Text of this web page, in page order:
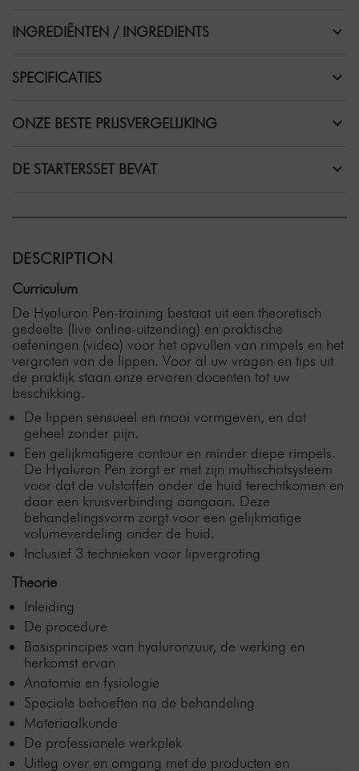
INGREDIËNTEN / INGREDIENTS
SPECIFICATIES
ONZE BESTE PRIJSVERGELIJKING
DE STARTERSSET BEVAT
DESCRIPTION
Curriculum
De Hyaluron Pen-training bestaat uit een theoretisch
gedeelte (live online-uitzending) en praktische
oefeningen (video) voor het opvullen van rimpels en het
vergroten van de lippen. Voor al uw vragen en tips uit
de praktijk staan onze ervaren docenten tot uw
beschikking.
De lippen sensueel en mooi vormgeven, en dat
geheel zonder pijn.
Een gelijkmatigere contour en minder diepe rimpels.
De Hyaluron Pen zorgt er met zijn multischotsysteem
voor dat de vulstoffen onder de huid terechtkomen en
daar een kruisverbinding aangaan. Deze
behandelingsvorm zorgt voor een gelijkmatige
volumeverdeling onder de huid.
Inclusief 3 technieken voor lipvergroting
Theorie
Inleiding
De procedure
Basisprincipes van hyaluronzuur, de werking en
herkomst ervan
Anatomie en fysiologie
Speciale behoeften na de behandeling
Materiaalkunde
De professionele werkplek
Uitleg over en omgang met de producten en